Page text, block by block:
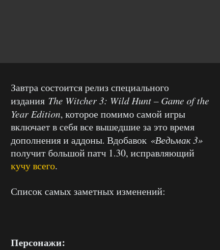
Завтра состоится релиз специального
издания The Witcher 3: Wild Hunt – Game of the
Year Edition, которое помимо самой игры
включает в себя все вышедшие за это время
дополнения и аддоны. Вдобавок «Ведьмак 3»
получит большой патч 1.30, исправляющий
кучу всего.
Список самых заметных изменений:
Персонажи: